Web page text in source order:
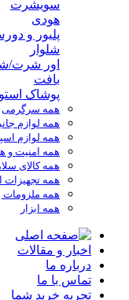
سویشرت
هودی
پلیور و
شلوار
اور شرت/
بافت
پوشاک
همه سرگرمی
همه لوازم
همه لوازم
همه امنیت و
همه کالای
همه تجهیزات
همه ملزومات
همه ابزار
اخبار و مقالات
درباره ما
تماس با ما
تجربه خرید شما